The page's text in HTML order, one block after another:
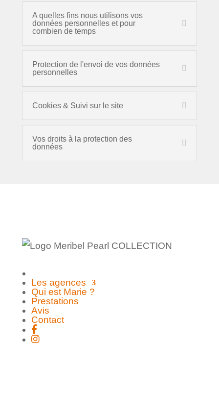
A quelles fins nous utilisons vos
données personnelles et pour
combien de temps
Protection de l'envoi de vos données
personnelles
Cookies & Suivi sur le site
Vos droits à la protection des
données
Les agences
Qui est Marie ?
Prestations
Avis
Contact